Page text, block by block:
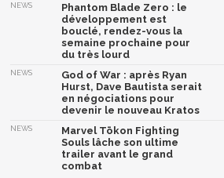
NEWS
Phantom Blade Zero : le
développement est
bouclé, rendez-vous la
semaine prochaine pour
du très lourd
NEWS
God of War : après Ryan
Hurst, Dave Bautista serait
en négociations pour
devenir le nouveau Kratos
NEWS
Marvel Tōkon Fighting
Souls lâche son ultime
trailer avant le grand
combat